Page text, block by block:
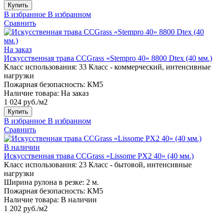
Купить
В избранное В избранном
Сравнить
На заказ
Искусственная трава CCGrass «Stempro 40» 8800 Dtex (40 мм.)
Класс использования: 33 Класс - коммерческий, интенсивные
нагрузки
Пожарная безопасность: КМ5
Наличие товара: На заказ
1 024 руб./м2
Купить
В избранное В избранном
Сравнить
В наличии
Искусственная трава CCGrass «Lissome PX2 40» (40 мм.)
Класс использования: 23 Класс - бытовой, интенсивные
нагрузки
Ширина рулона в резке: 2 м.
Пожарная безопасность: КМ5
Наличие товара: В наличии
1 202 руб./м2